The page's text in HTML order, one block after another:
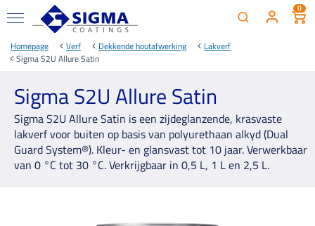
0
Homepage Verf Dekkende houtafwerking
Lakverf
Sigma S2U Allure Satin
Sigma S2U Allure Satin
Sigma S2U Allure Satin is een zijdeglanzende, krasvaste
lakverf voor buiten op basis van polyurethaan alkyd (Dual
Guard System®). Kleur- en glansvast tot 10 jaar. Verwerkbaar
van 0 °C tot 30 °C. Verkrijgbaar in 0,5 L, 1 L en 2,5 L.